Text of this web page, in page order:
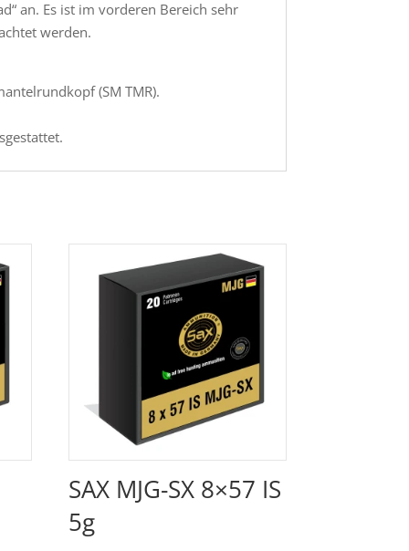
an. Es ist im vorderen Bereich sehr
werden.
(SM TMR).
SAX MJG-SX 8×57 IS
5g